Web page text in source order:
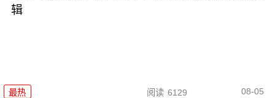
辑
最热 阅读 6129 08-05